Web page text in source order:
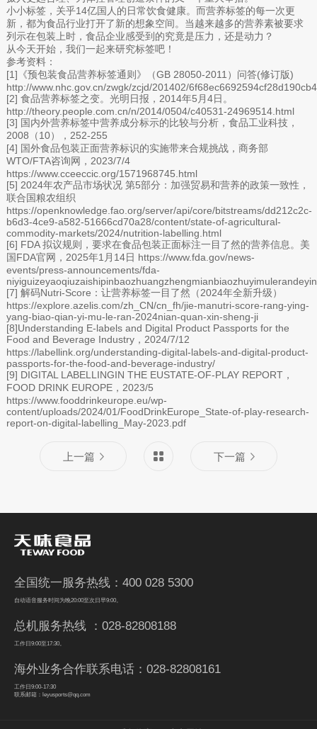
小小标签，关乎14亿国人的日常饮食健康。而营养标签的每一次更
新，都为食品行业打开了新的想象空间。当越来越多的营养素被要求
列示在包装上时，食品企业感受到的究竟是压力，还是动力？
从今天开始，我们一起来研究标签吧！
参考资料：
[1]《预包装食品营养标签通则》（GB 28050-2011）问答(修订版)
http://www.nhc.gov.cn/zwgk/zcjd/201402/
[2] 食品营养标签之变。光明日报，2014年5月4日。
http://theory.people.com.cn/n/2014/0504/c40531-24969514.html
[3] 国内外营养标签中营养成分标示的比较与分析，食品工业科技，
2008（10），252-255
[4] 国外食品包装正面营养标识的实施带来合规挑战，商务部
WTO/FTA咨询网，2023/7/4
https://www.cceeccic.org/1571968745.html
[5] 2024年农产品市场状况 第5部分：加强贸易和营养的政策一致性，
联合国粮农组织
https://openknowledge.fao.org/server/api/core/bitstreams/dd212c2c-
b6d3-4ce9-a582-51666cd70a28/content/state-of-agricultural-
commodity-markets/2024/nutrition-labelling.html
[6] FDA 拟议规则，要求在食品包装正面标注一目了然的营养信息。美
国FDA官网，2025年1月14日 https://www.fda.gov/news-
events/press-announcements/fda-
[7] 解码Nutri-Score：让营养标签一目了然（2024年全新升级）
https://explore.azelis.com/zh_CN/cn_fh/jie-manutri-score-rang-ying-
yang-biao-qian-yi-mu-le-ran-2024nian-quan-xin-sheng-ji
[8]Understanding E-labels and Digital Product Passports for the
Food and Beverage Industry，2024/7/12
https://labellink.org/understanding-digital-labels-and-digital-product-
passports-for-the-food-and-beverage-industry/
[9] DIGITAL LABELLINGIN THE EUSTATE-OF-PLAY REPORT，
FOOD DRINK EUROPE，2023/5
https://www.fooddrinkeurope.eu/wp-
content/uploads/2024/01/FoodDrinkEurope_State-of-play-research-
report-on-digital-labelling_May-2023.pdf
上一篇 下一篇
全国统一服务热线：400 028 5300
自动语音服务时间为晚20:00至次日早9:00。
总机服务热线 ：028-82808188
工作日9:00至17:30。
海外业务合作联系电话：028-82808161
工作日9:00-17:30
联系邮箱：leyusports@qq.com